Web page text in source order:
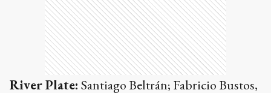
River Plate: Santiago Beltrán; Fabricio Bustos,